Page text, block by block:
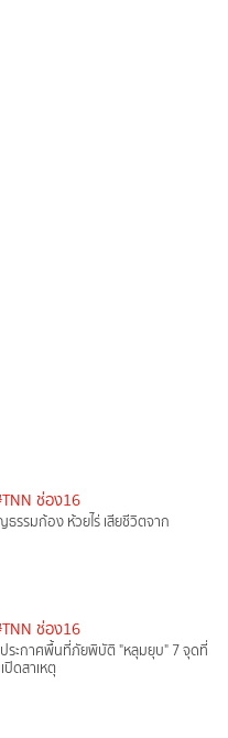
ช่อง16
รรมก้อง ห้วยไร่ เสียชีวิตจาก
ช่อง16
ระกาศพื้นที่ภัยพิบัติ "หลุมยุบ" 7 จุดที่
ดสาเหตุ